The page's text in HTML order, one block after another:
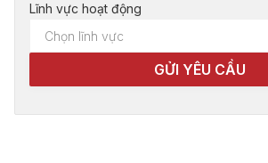
Lĩnh vực hoạt động